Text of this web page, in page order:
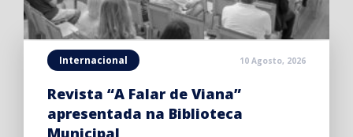
Internacional 10 Agosto, 2026
Revista “A Falar de Viana”
apresentada na Biblioteca